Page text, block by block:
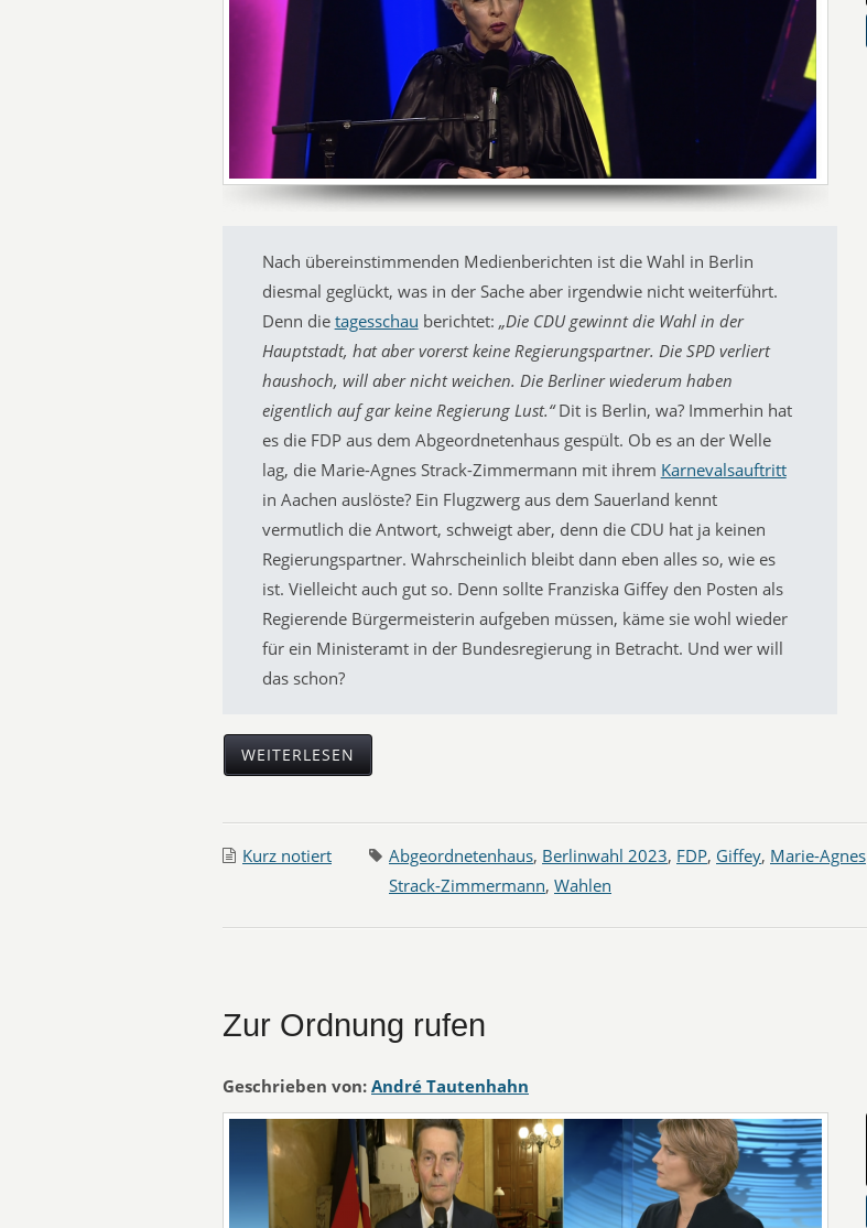
Nach übereinstimmenden Medienberichten ist die Wahl in Berlin
diesmal geglückt, was in der Sache aber irgendwie nicht weiterführt.
Denn die tagesschau berichtet: „Die CDU gewinnt die Wahl in der
Hauptstadt, hat aber vorerst keine Regierungspartner. Die SPD verliert
haushoch, will aber nicht weichen. Die Berliner wiederum haben
eigentlich auf gar keine Regierung Lust.“Dit is Berlin, wa? Immerhin hat
es die FDP aus dem Abgeordnetenhaus gespült. Ob es an der Welle
lag, die Marie-Agnes Strack-Zimmermann mit ihrem Karnevalsauftritt
in Aachen auslöste? Ein Flugzwerg aus dem Sauerland kennt
vermutlich die Antwort, schweigt aber, denn die CDU hat ja keinen
Regierungspartner. Wahrscheinlich bleibt dann eben alles so, wie es
ist. Vielleicht auch gut so. Denn sollte Franziska Giffey den Posten als
Regierende Bürgermeisterin aufgeben müssen, käme sie wohl wieder
für ein Ministeramt in der Bundesregierung in Betracht. Und wer will
das schon?
WEITERLESEN
Kurz notiert Abgeordnetenhaus, Berlinwahl 2023, FDP, Giffey, Marie-Agnes
Strack-Zimmermann, Wahlen
Zur Ordnung rufen
Geschrieben von: André Tautenhahn